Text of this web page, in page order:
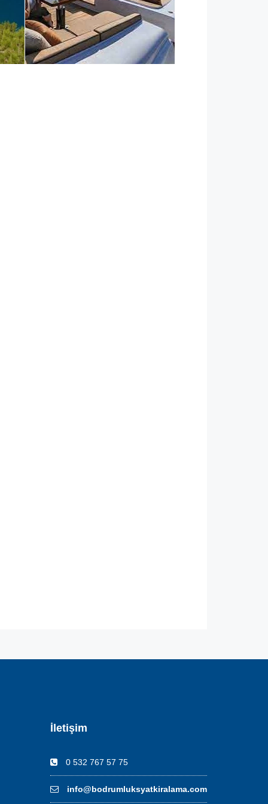
İletişim
0 532 767 57 75
info@bodrumluksyatkiralama.com